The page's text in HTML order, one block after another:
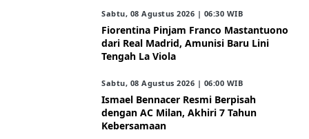
Sabtu, 08 Agustus 2026 | 06:30 WIB
Fiorentina Pinjam Franco Mastantuono
dari Real Madrid, Amunisi Baru Lini
Tengah La Viola
Sabtu, 08 Agustus 2026 | 06:00 WIB
Ismael Bennacer Resmi Berpisah
dengan AC Milan, Akhiri 7 Tahun
Kebersamaan